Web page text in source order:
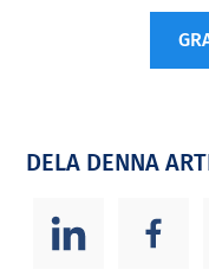
DELA DENNA